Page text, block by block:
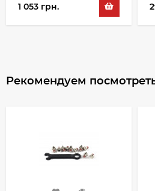
1 053 грн.
Рекомендуем